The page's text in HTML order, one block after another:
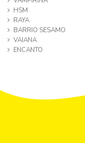
HSM
RAYA
BARRIO SESAMO
VAIANA
ENCANTO